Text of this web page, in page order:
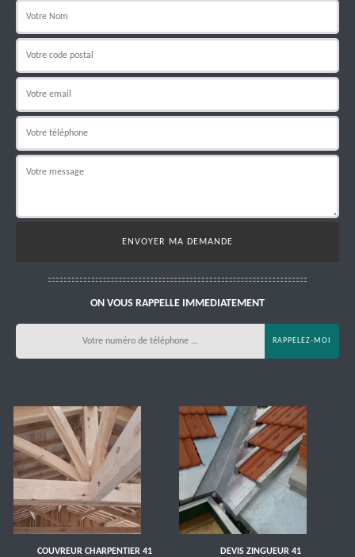
ON VOUS RAPPELLE IMMEDIATEMENT
COUVREUR CHARPENTIER 41 DEVIS ZINGUEUR 41